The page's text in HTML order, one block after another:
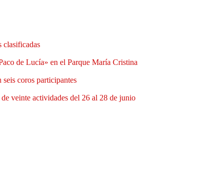
clasificadas
de Lucía» en el Parque María Cristina
coros participantes
veinte actividades del 26 al 28 de junio